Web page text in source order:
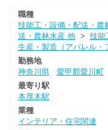
職種
技能工・設備・配送・農
送・農林水産 他> 技能
生産・製造（アパレル・
勤務地
神奈川県
愛甲郡愛川町
最寄り駅
本厚木駅
業種
インテリア・住宅関連